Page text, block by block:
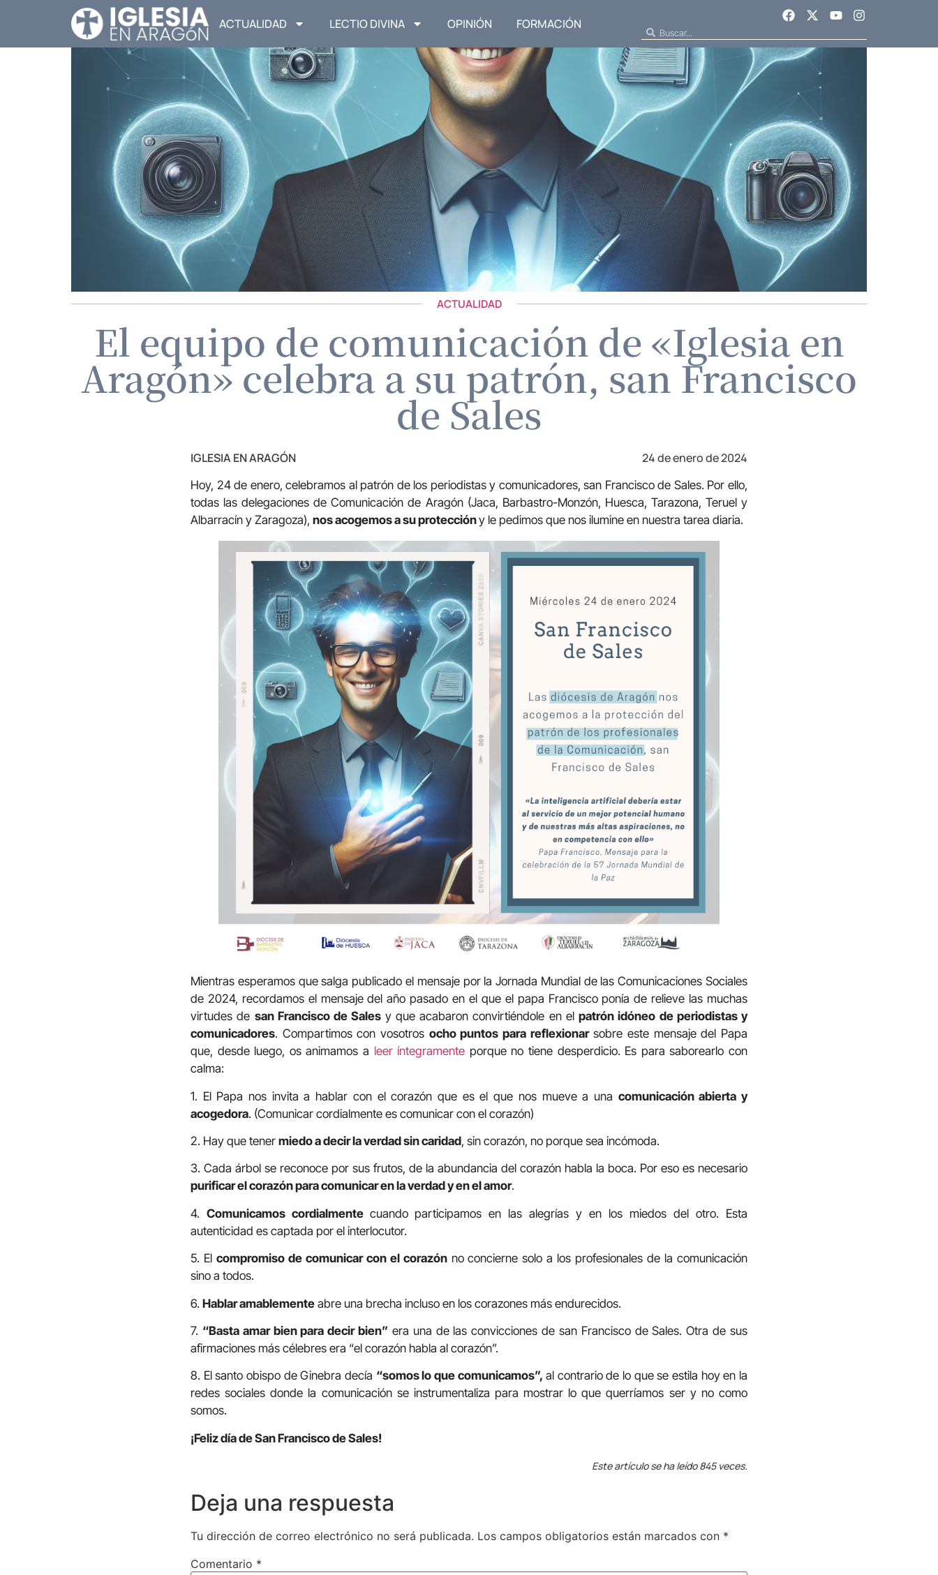
ACTUALIDAD LECTIO DIVINA OPINIÓN FORMACIÓN
ACTUALIDAD
El equipo de comunicación de «Iglesia en
Aragón» celebra a su patrón, san Francisco
de Sales
IGLESIA EN ARAGÓN 24 de enero de 2024
Hoy, 24 de enero, celebramos al patrón de los periodistas y comunicadores, san Francisco de Sales. Por ello,
todas las delegaciones de Comunicación de Aragón (Jaca, Barbastro-Monzón, Huesca, Tarazona, Teruel y
Albarracín y Zaragoza), nos acogemos a su proteccióny le pedimos que nos ilumine en nuestra tarea diaria.
Mientras esperamos que salga publicado el mensaje por la Jornada Mundial de las Comunicaciones Sociales
de 2024, recordamos el mensaje del año pasado en el que el papa Francisco ponía de relieve las muchas
virtudes de san Francisco de Sales y que acabaron convirtiéndole en el patrón idóneo de periodistas y
comunicadores. Compartimos con vosotros ocho puntos para reflexionarsobre este mensaje del Papa
que, desde luego, os animamos a leer íntegramente porque no tiene desperdicio. Es para saborearlo con
calma:
1. El Papa nos invita a hablar con el corazón que es el que nos mueve a una comunicación abierta y
acogedora. (Comunicar cordialmente es comunicar con el corazón)
2. Hay que tener miedo a decir la verdad sin caridad, sin corazón, no porque sea incómoda.
3. Cada árbol se reconoce por sus frutos, de la abundancia del corazón habla la boca. Por eso es necesario
purificar el corazón para comunicar en la verdad y en el amor.
4. Comunicamos cordialmente cuando participamos en las alegrías y en los miedos del otro. Esta
autenticidad es captada por el interlocutor.
5. El compromiso de comunicar con el corazónno concierne solo a los profesionales de la comunicación
sino a todos.
6. Hablar amablemente abre una brecha incluso en los corazones más endurecidos.
7. “Basta amar bien para decir bien” era una de las convicciones de san Francisco de Sales. Otra de sus
afirmaciones más célebres era “el corazón habla al corazón”.
8. El santo obispo de Ginebra decía “somos lo que comunicamos”, al contrario de lo que se estila hoy en la
redes sociales donde la comunicación se instrumentaliza para mostrar lo que querríamos ser y no como
somos.
¡Feliz día de San Francisco de Sales!
Este artículo se ha leído 845 veces.
Deja una respuesta
Tu dirección de correo electrónico no será publicada. Los campos obligatorios están marcados con *
Comentario *